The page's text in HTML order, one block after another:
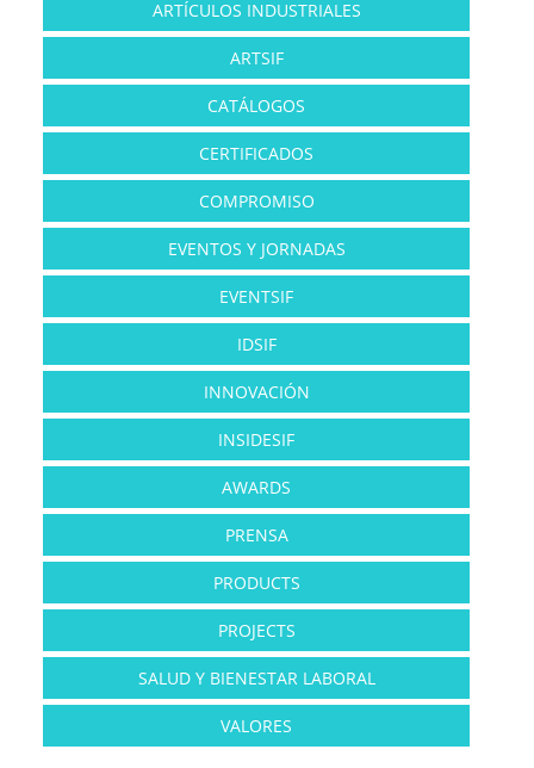
ARTÍCULOS INDUSTRIALES
ARTSIF
CATÁLOGOS
CERTIFICADOS
COMPROMISO
EVENTOS Y JORNADAS
EVENTSIF
IDSIF
INNOVACIÓN
INSIDESIF
AWARDS
PRENSA
PRODUCTS
PROJECTS
SALUD Y BIENESTAR LABORAL
VALORES